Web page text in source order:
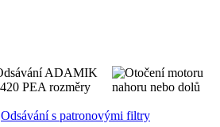
Odsávání s patronovými filtry